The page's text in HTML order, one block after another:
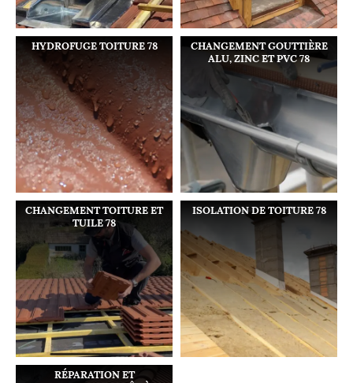
HYDROFUGE TOITURE 78
CHANGEMENT GOUTTIÈRE
ALU, ZINC ET PVC 78
CHANGEMENT TOITURE ET
TUILE 78
ISOLATION DE TOITURE 78
RÉPARATION ET